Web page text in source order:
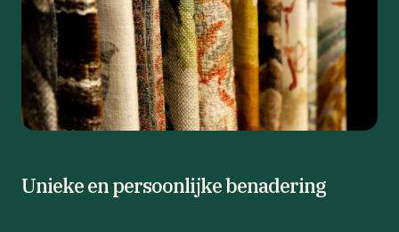
Unieke en persoonlijke benadering